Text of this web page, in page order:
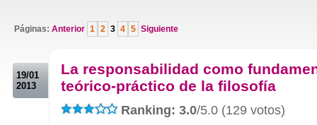
Páginas: Anterior 1 2 3 4 5 Siguiente
19/01
2013
La responsabilidad como
teórico-práctico de la filosofía
Ranking: 3.0/5.0 (129 votos)